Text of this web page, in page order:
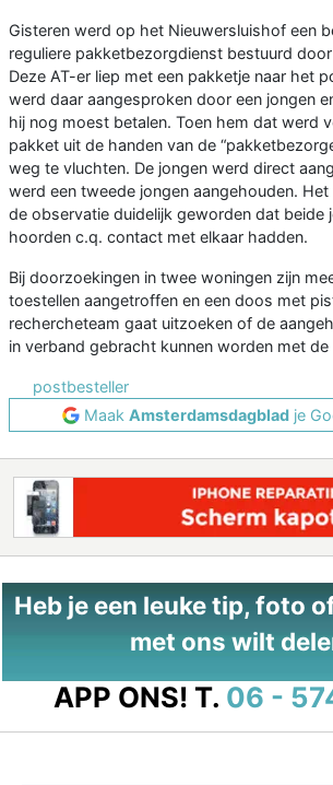
Gisteren werd op het Nieuwersluishof een
reguliere pakketbezorgdienst bestuurd
Deze AT-er liep met een pakketje naar het
werd daar aangesproken door een jongen
hij nog moest betalen. Toen hem dat werd
pakket uit de handen van de
weg te vluchten. De jongen werd direct
werd een tweede jongen aangehouden.
de observatie duidelijk geworden dat beide
hoorden c.q. contact met elkaar hadden.
Bij doorzoekingen in twee woningen zijn
toestellen aangetroffen en een doos met
rechercheteam gaat uitzoeken of de
in verband gebracht kunnen worden met de
postbesteller
Maak Amsterdamsdagblad je
Heb je een leuke tip, foto
met ons wilt
APP ONS! T. 06 -